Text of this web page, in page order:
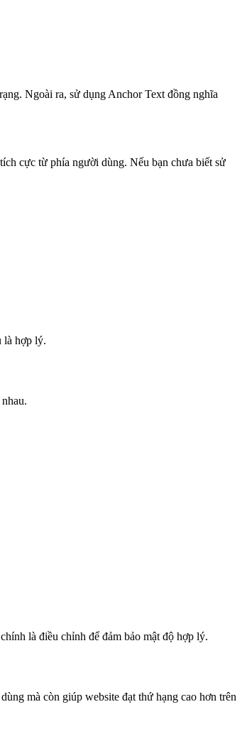
Ngoài ra, sử dụng Anchor Text đồng nghĩa
cực từ phía người dùng. Nếu bạn chưa biết sử
là hợp lý.
là điều chỉnh để đảm bảo mật độ hợp lý.
mà còn giúp website đạt thứ hạng cao hơn trên